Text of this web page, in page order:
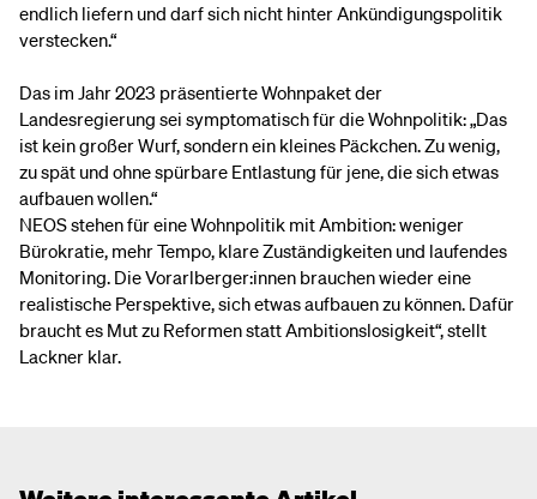
endlich liefern und darf sich nicht hinter Ankündigungspolitik
verstecken.“
Das im Jahr 2023 präsentierte Wohnpaket der
Landesregierung sei symptomatisch für die Wohnpolitik: „Das
ist kein großer Wurf, sondern ein kleines Päckchen. Zu wenig,
zu spät und ohne spürbare Entlastung für jene, die sich etwas
aufbauen wollen.“
NEOS stehen für eine Wohnpolitik mit Ambition: weniger
Bürokratie, mehr Tempo, klare Zuständigkeiten und laufendes
Monitoring. Die Vorarlberger:innen brauchen wieder eine
realistische Perspektive, sich etwas aufbauen zu können. Dafür
braucht es Mut zu Reformen statt Ambitionslosigkeit“, stellt
Lackner klar.